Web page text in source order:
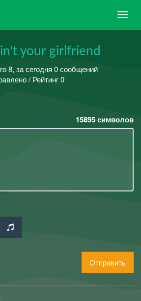
your girlfriend
8, за сегодня 0 сообщений
/ Рейтинг 0
15895символов
Отправить